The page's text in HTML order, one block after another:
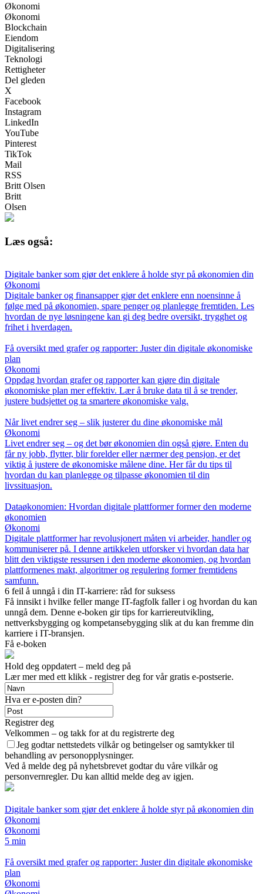
Økonomi
Økonomi
Blockchain
Eiendom
Digitalisering
Teknologi
Rettigheter
Del gleden
X
Facebook
Instagram
LinkedIn
YouTube
Pinterest
TikTok
Mail
RSS
Britt Olsen
Britt
Olsen
Læs også:
Digitale banker som gjør det enklere å holde styr på økonomien din
Økonomi
Digitale banker og finansapper gjør det enklere enn noensinne å
følge med på økonomien, spare penger og planlegge fremtiden. Les
hvordan de nye løsningene kan gi deg bedre oversikt, trygghet og
frihet i hverdagen.
Få oversikt med grafer og rapporter: Juster din digitale økonomiske
plan
Økonomi
Oppdag hvordan grafer og rapporter kan gjøre din digitale
økonomiske plan mer effektiv. Lær å bruke data til å se trender,
justere budsjettet og ta smartere økonomiske valg.
Når livet endrer seg – slik justerer du dine økonomiske mål
Økonomi
Livet endrer seg – og det bør økonomien din også gjøre. Enten du
får ny jobb, flytter, blir forelder eller nærmer deg pensjon, er det
viktig å justere de økonomiske målene dine. Her får du tips til
hvordan du kan planlegge og tilpasse økonomien til din
livssituasjon.
Dataøkonomien: Hvordan digitale plattformer former den moderne
økonomien
Økonomi
Digitale plattformer har revolusjonert måten vi arbeider, handler og
kommuniserer på. I denne artikkelen utforsker vi hvordan data har
blitt den viktigste ressursen i den moderne økonomien, og hvordan
plattformenes makt, algoritmer og regulering former fremtidens
samfunn.
6 feil å unngå i din IT-karriere: råd for suksess
Få innsikt i hvilke feller mange IT-fagfolk faller i og hvordan du kan
unngå dem. Denne e-boken gir tips for karriereutvikling,
nettverksbygging og kompetansebygging slik at du kan fremme din
karriere i IT-bransjen.
Få e-boken
Hold deg oppdatert – meld deg på
Lær mer med ett klikk - registrer deg for vår gratis e-postserie.
Hva er e-posten din?
Registrer deg
Velkommen – og takk for at du registrerte deg
Jeg godtar nettstedets vilkår og betingelser og samtykker til
behandling av personopplysninger.
Ved å melde deg på nyhetsbrevet godtar du våre vilkår og
personvernregler. Du kan alltid melde deg av igjen.
Digitale banker som gjør det enklere å holde styr på økonomien din
Økonomi
Økonomi
5 min
Få oversikt med grafer og rapporter: Juster din digitale økonomiske
plan
Økonomi